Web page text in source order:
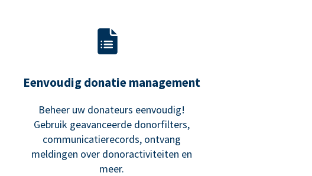
Eenvoudig donatie management
Beheer uw donateurs eenvoudig!
Gebruik geavanceerde donorfilters,
communicatierecords, ontvang
meldingen over donoractiviteiten en
meer.